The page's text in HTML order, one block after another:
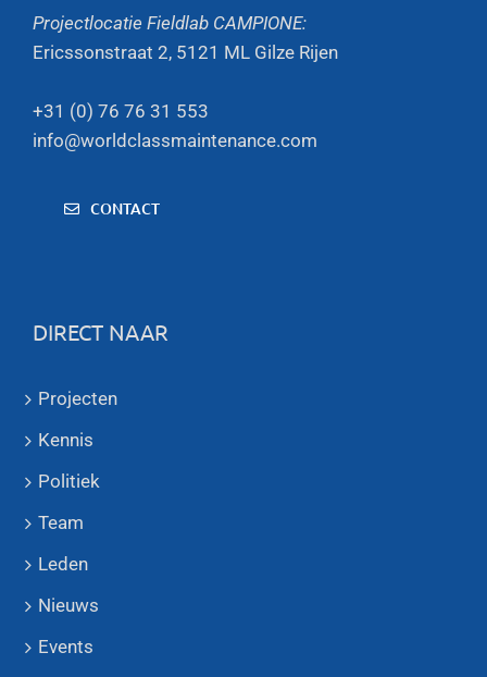
Projectlocatie Fieldlab CAMPIONE:
Ericssonstraat 2, 5121 ML Gilze Rijen
+31 (0) 76 76 31 553
info@worldclassmaintenance.com
CONTACT
DIRECT NAAR
Projecten
Kennis
Politiek
Team
Leden
Nieuws
Events